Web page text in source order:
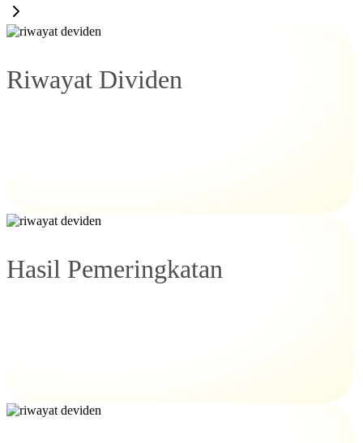
Riwayat Dividen
Hasil Pemeringkatan